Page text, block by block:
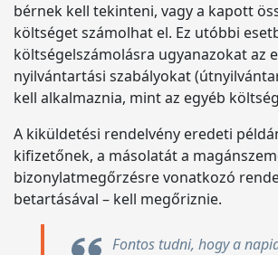
bérnek kell tekinteni, vagy a kapott
költséget számolhat el. Ez utóbbi
költségelszámolásra ugyanazokat az
nyilvántartási szabályokat
kell alkalmaznia, mint az egyéb
A kiküldetési rendelvény eredeti
kifizetőnek, a másolatát a
bizonylatmegőrzésre vonatkozó
betartásával – kell megőriznie.
Fontos tudni, hogy a